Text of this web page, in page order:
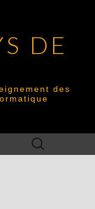
DE
des
Rechercher :